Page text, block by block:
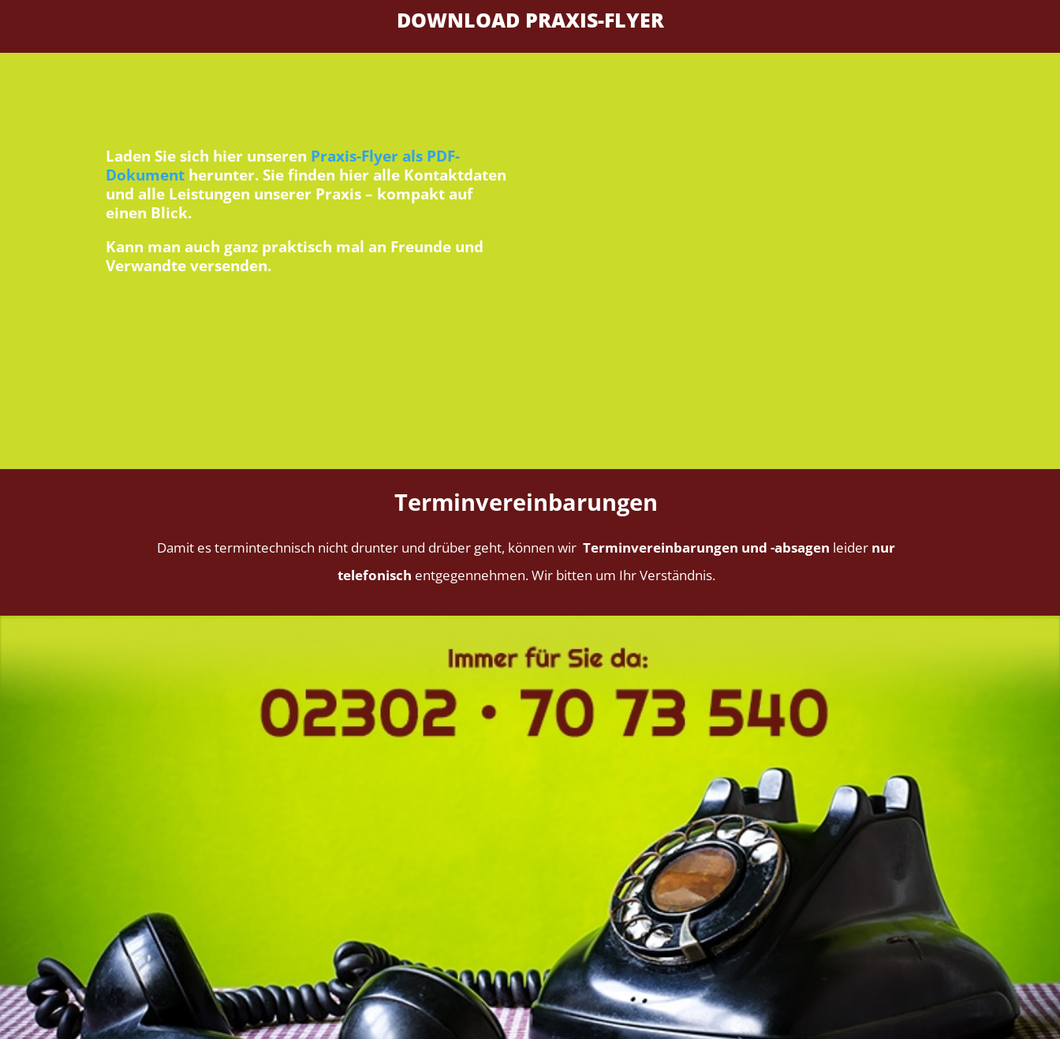
DOWNLOAD PRAXIS-FLYER
Laden Sie sich hier unseren Praxis-Flyer als PDF-
Dokument herunter. Sie finden hier alle Kontaktdaten
und alle Leistungen unserer Praxis – kompakt auf
einen Blick.
Kann man auch ganz praktisch mal an Freunde und
Verwandte versenden.
Terminvereinbarungen
Damit es termintechnisch nicht drunter und drüber geht, können wir Terminvereinbarungen und -absagen leider nur
telefonisch entgegennehmen. Wir bitten um Ihr Verständnis.